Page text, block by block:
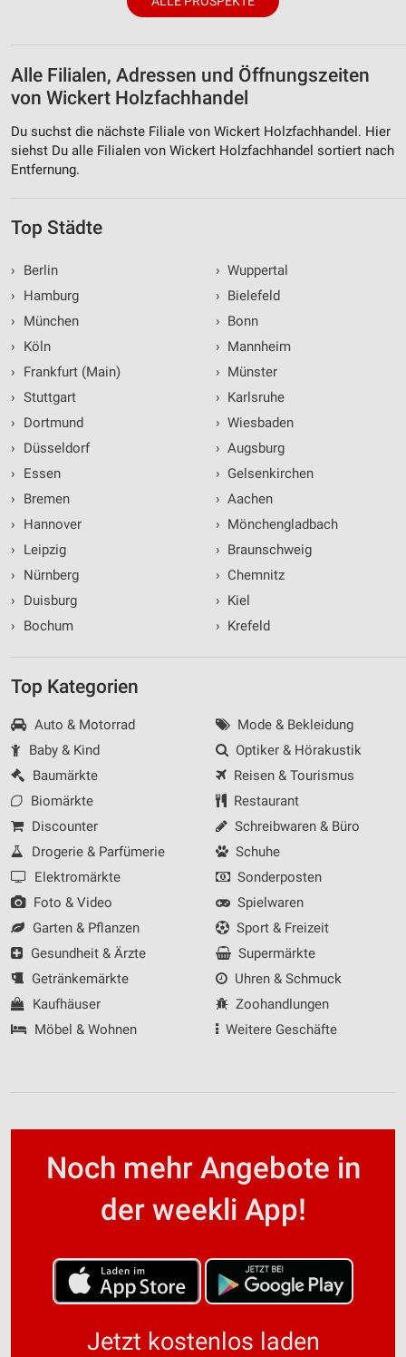
Alle Filialen, Adressen und Öffnungszeiten
von Wickert Holzfachhandel
Du suchst die nächste Filiale von Wickert Holzfachhandel. Hier
siehst Du alle Filialen von Wickert Holzfachhandel sortiert nach
Entfernung.
Top Städte
›
Berlin
›
Hamburg
›
München
›
Köln
›
Frankfurt (Main)
› Stuttgart
›
Dortmund
›
Düsseldorf
›
Essen
›
Bremen
›
Hannover
›
Leipzig
›
Nürnberg
›
Duisburg
›
Bochum
› Wuppertal
› Bielefeld
› Bonn
› Mannheim
› Münster
› Karlsruhe
› Wiesbaden
› Augsburg
› Gelsenkirchen
› Aachen
› Mönchengladbach
› Braunschweig
› Chemnitz
› Kiel
› Krefeld
Top Kategorien
Auto & Motorrad
Baby & Kind
Baumärkte
Biomärkte
Discounter
Drogerie & Parfümerie
Elektromärkte
Foto & Video
Garten & Pflanzen
Gesundheit & Ärzte
Getränkemärkte
Kaufhäuser
Möbel & Wohnen
Mode & Bekleidung
Optiker & Hörakustik
Reisen & Tourismus
Restaurant
Schreibwaren & Büro
Schuhe
Sonderposten
Spielwaren
Sport & Freizeit
Supermärkte
Uhren & Schmuck
Zoohandlungen
Weitere Geschäfte
Noch mehr Angebote in
der weekli App!
Jetzt kostenlos laden
personalisierter Werbung
Verwendung von Profilen zur Auswahl
Messung der Werbeleistung
Analyse von Zielgruppen durch Statistiken oder
Kombinationen von Daten aus verschiedenen
Entwicklung und Verbesserung der Angebote
Verwendung reduzierter Daten zur Auswahl von
Inhalten
IAB-Besonderheiten:
Verwendung genauer Standortdaten
Geräte anhand von aktiv angeforderten
Informationen identifizieren
Performance
Werbung